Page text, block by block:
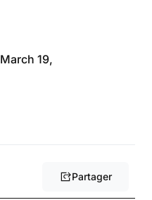
March 19,
Partager